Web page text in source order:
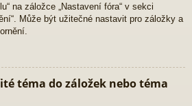
na záložce „Nastavení fóra“ v sekci
Může být užitečné nastavit pro záložky a
téma do záložek nebo téma